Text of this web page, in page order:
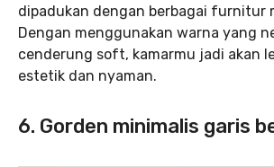
dipadukan dengan berbagai furnitur
Dengan menggunakan warna yang
cenderung soft, kamarmu jadi akan
estetik dan nyaman.
6. Gorden minimalis garis